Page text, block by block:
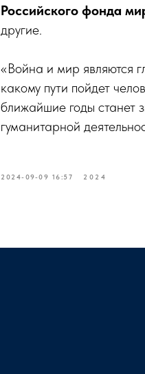
Российского фонда
другие.
«Война и мир являются
какому пути пойдет
ближайшие годы станет
гуманитарной
2024-09-09 16:57 2024